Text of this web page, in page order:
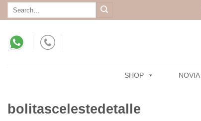
Skip
to
Search
SHOP NOVIA
bolitascelestedetalle